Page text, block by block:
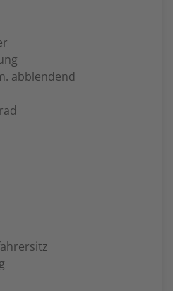
abblendend